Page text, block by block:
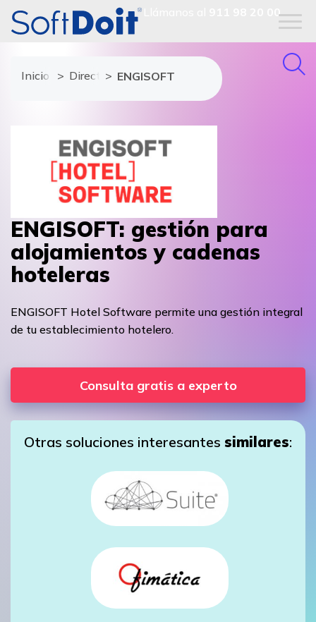
911 98 20 00
Inicio Directorio de proveedores
ENGISOFT
ENGISOFT: gestión para
alojamientos y cadenas
hoteleras
ENGISOFT Hotel Software permite una gestión integral
de tu establecimiento hotelero.
Consulta gratis a experto
Otras soluciones interesantes similares: